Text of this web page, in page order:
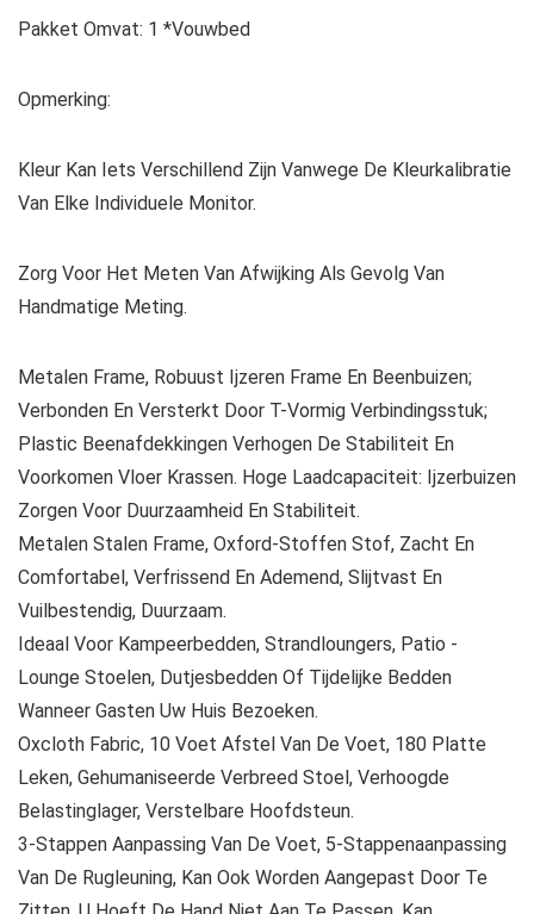
Pakket Omvat: 1 *Vouwbed
Opmerking:
Kleur Kan Iets Verschillend Zijn Vanwege De Kleurkalibratie
Van Elke Individuele Monitor.
Zorg Voor Het Meten Van Afwijking Als Gevolg Van
Handmatige Meting.
Metalen Frame, Robuust Ijzeren Frame En Beenbuizen;
Verbonden En Versterkt Door T-Vormig Verbindingsstuk;
Plastic Beenafdekkingen Verhogen De Stabiliteit En
Voorkomen Vloer Krassen. Hoge Laadcapaciteit: Ijzerbuizen
Zorgen Voor Duurzaamheid En Stabiliteit.
Metalen Stalen Frame, Oxford-Stoffen Stof, Zacht En
Comfortabel, Verfrissend En Ademend, Slijtvast En
Vuilbestendig, Duurzaam.
Ideaal Voor Kampeerbedden, Strandloungers, Patio -
Lounge Stoelen, Dutjesbedden Of Tijdelijke Bedden
Wanneer Gasten Uw Huis Bezoeken.
Oxcloth Fabric, 10 Voet Afstel Van De Voet, 180 Platte
Leken, Gehumaniseerde Verbreed Stoel, Verhoogde
Belastinglager, Verstelbare Hoofdsteun.
3-Stappen Aanpassing Van De Voet, 5-Stappenaanpassing
Van De Rugleuning, Kan Ook Worden Aangepast Door Te